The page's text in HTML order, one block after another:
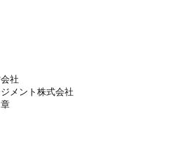
社
メント株式会社